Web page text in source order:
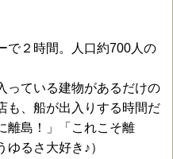
で２時間。人口約700人の
っている建物があるだけの
も、船が出入りする時間だ
離島！」「これこそ離
るさ大好き♪）